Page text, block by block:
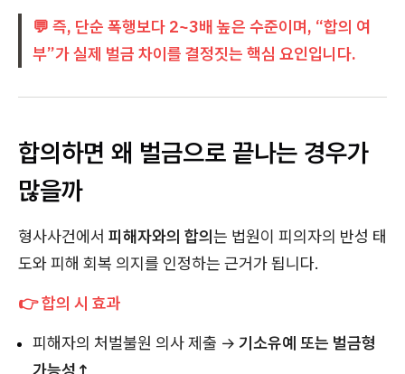
💬 즉, 단순 폭행보다 2~3배 높은 수준이며, “합의 여
부”가 실제 벌금 차이를 결정짓는 핵심 요인입니다.
합의하면 왜 벌금으로 끝나는 경우가
많을까
형사사건에서 피해자와의 합의는 법원이 피의자의 반성 태
도와 피해 회복 의지를 인정하는 근거가 됩니다.
👉 합의 시 효과
피해자의 처벌불원 의사 제출 → 기소유예 또는 벌금형